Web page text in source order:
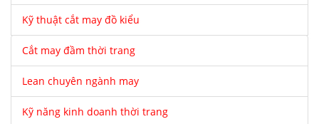
Kỹ thuật cắt may đồ kiểu
Cắt may đầm thời trang
Lean chuyên ngành may
Kỹ năng kinh doanh thời trang